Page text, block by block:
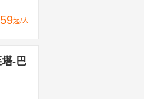
起/人
-巴